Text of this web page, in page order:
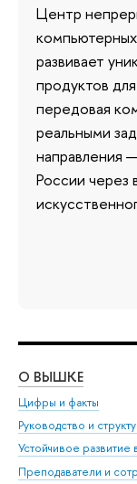
Центр
развивает
продуктов
передовая
реальными
направления
России через
О ВЫШКЕ
Цифры и факты
Руководство и
Устойчивое
Преподаватели и